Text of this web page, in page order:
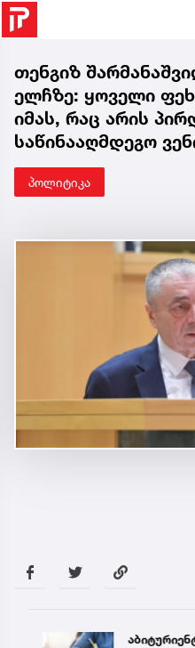
თენგიზ
ელჩზე: ყოველი
იმას, რაც არის
საწინააღმდეგო
პოლიტიკა
აბიტურიენტთა